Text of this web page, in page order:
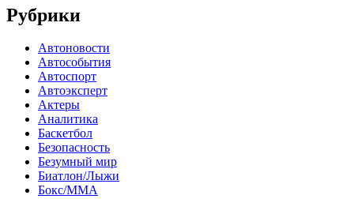
Рубрики
Автоновости
Автособытия
Автоспорт
Автоэксперт
Актеры
Аналитика
Баскетбол
Безопасность
Безумный мир
Биатлон/Лыжи
Бокс/MMA